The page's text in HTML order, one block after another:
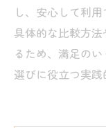
し、安心して利
具体的な比較方
るため、満足の
選びに役立つ実践